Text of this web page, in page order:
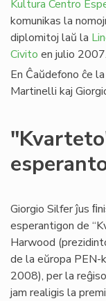
Kultura Centro
komunikas la
diplomitoj laŭ la
Civito en julio 2007.
En Ĉaŭdefono ĉe
Martinelli kaj
Giorgio Silfer ĵus
esperantigon de
Harwood
de la eŭropa PEN-
2008), per la
jam realigis la